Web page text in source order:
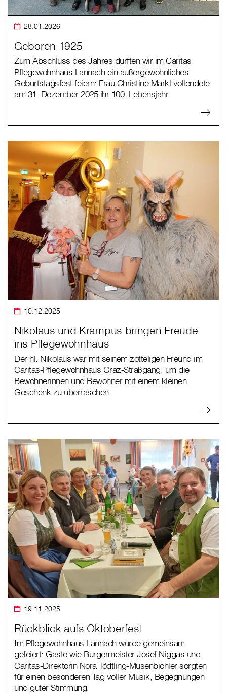
28.01.2026
Geboren 1925
Zum Abschluss des Jahres durften wir im Caritas
Pflegewohnhaus Lannach ein außergewöhnliches
Geburtstagsfest feiern: Frau Christine Markl vollendete
am 31. Dezember 2025 ihr 100. Lebensjahr.
10.12.2025
Nikolaus und Krampus bringen Freude
ins Pflegewohnhaus
Der hl. Nikolaus war mit seinem zotteligen Freund im
Caritas-Pflegewohnhaus Graz-Straßgang, um die
Bewohnerinnen und Bewohner mit einem kleinen
Geschenk zu überraschen.
19.11.2025
Rückblick aufs Oktoberfest
Im Pflegewohnhaus Lannach wurde gemeinsam
gefeiert: Gäste wie Bürgermeister Josef Niggas und
Caritas-Direktorin Nora Tödtling-Musenbichler sorgten
für einen besonderen Tag voller Musik, Begegnungen
und guter Stimmung.